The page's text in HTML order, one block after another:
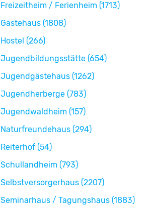
Freizeitheim / Ferienheim (1713)
Gästehaus (1808)
Hostel (266)
Jugendbildungsstätte (654)
Jugendgästehaus (1262)
Jugendherberge (783)
Jugendwaldheim (157)
Naturfreundehaus (294)
Reiterhof (54)
Schullandheim (793)
Selbstversorgerhaus (2207)
Seminarhaus / Tagungshaus (1883)